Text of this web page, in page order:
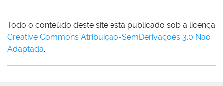
Todo o conteúdo deste site está publicado sob a licença
Creative Commons Atribuição-SemDerivações 3.0 Não
Adaptada.